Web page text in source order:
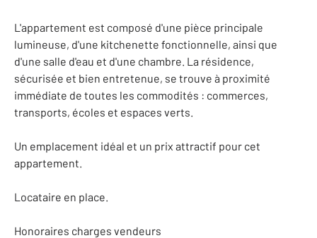
L'appartement est composé d'une pièce principale
lumineuse, d'une kitchenette fonctionnelle, ainsi que
d'une salle d'eau et d'une chambre. La résidence,
sécurisée et bien entretenue, se trouve à proximité
immédiate de toutes les commodités : commerces,
transports, écoles et espaces verts.
Un emplacement idéal et un prix attractif pour cet
appartement.
Locataire en place.
Honoraires charges vendeurs